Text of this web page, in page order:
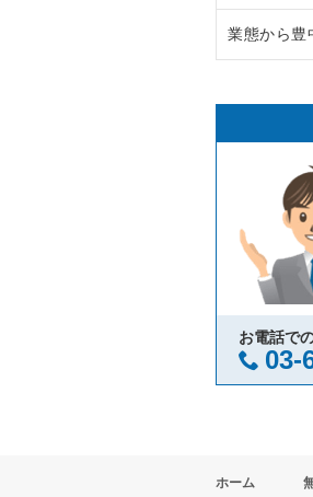
大阪市中
堺市北
堺市中
大阪市西
茨木市
大阪市福
豊中市の
大阪市阿
大阪府の
大阪府
大阪府
大阪府の
大阪府
大阪府の
大阪府の
大阪府の
業態から豊
豊中駅
豊中駅
豊中駅の
豊中駅
豊中駅の
お電話で
03-
ホーム